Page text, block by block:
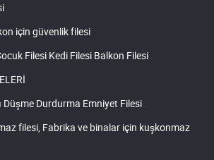
için güvenlik filesi
Filesi Kedi Filesi Balkon Filesi
Düşme Durdurma Emniyet Filesi
filesi, Fabrika ve binalar için kuşkonmaz